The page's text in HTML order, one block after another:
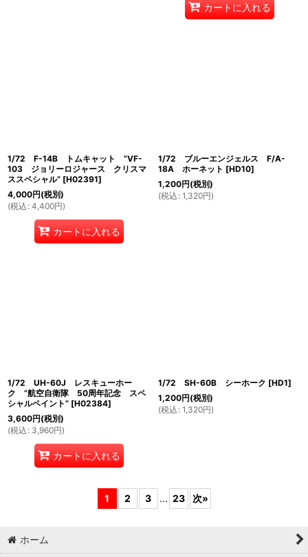
カートに入れる
1/72 F-14B トムキャット ”VF-
103 ジョリーロジャース クリスマ
ススペシャル” [H02391]
4,000円(税別)
(税込 : 4,400円)
カートに入れる
1/72 ブルーエンジェルス F/A-
18A ホーネット [HD10]
1,200円(税別)
(税込 : 1,320円)
1/72 UH-60J レスキューホー
ク ”航空自衛隊 50周年記念 スペ
シャルペイント” [H02384]
3,600円(税別)
(税込 : 3,960円)
カートに入れる
1/72 SH-60B シーホーク [HD1]
1,200円(税別)
(税込 : 1,320円)
1 2 3 ... 23 次»
ホーム